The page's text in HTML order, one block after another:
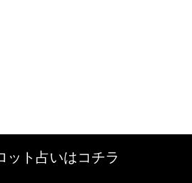
ット占いはコチラ
ット占いはコチラ